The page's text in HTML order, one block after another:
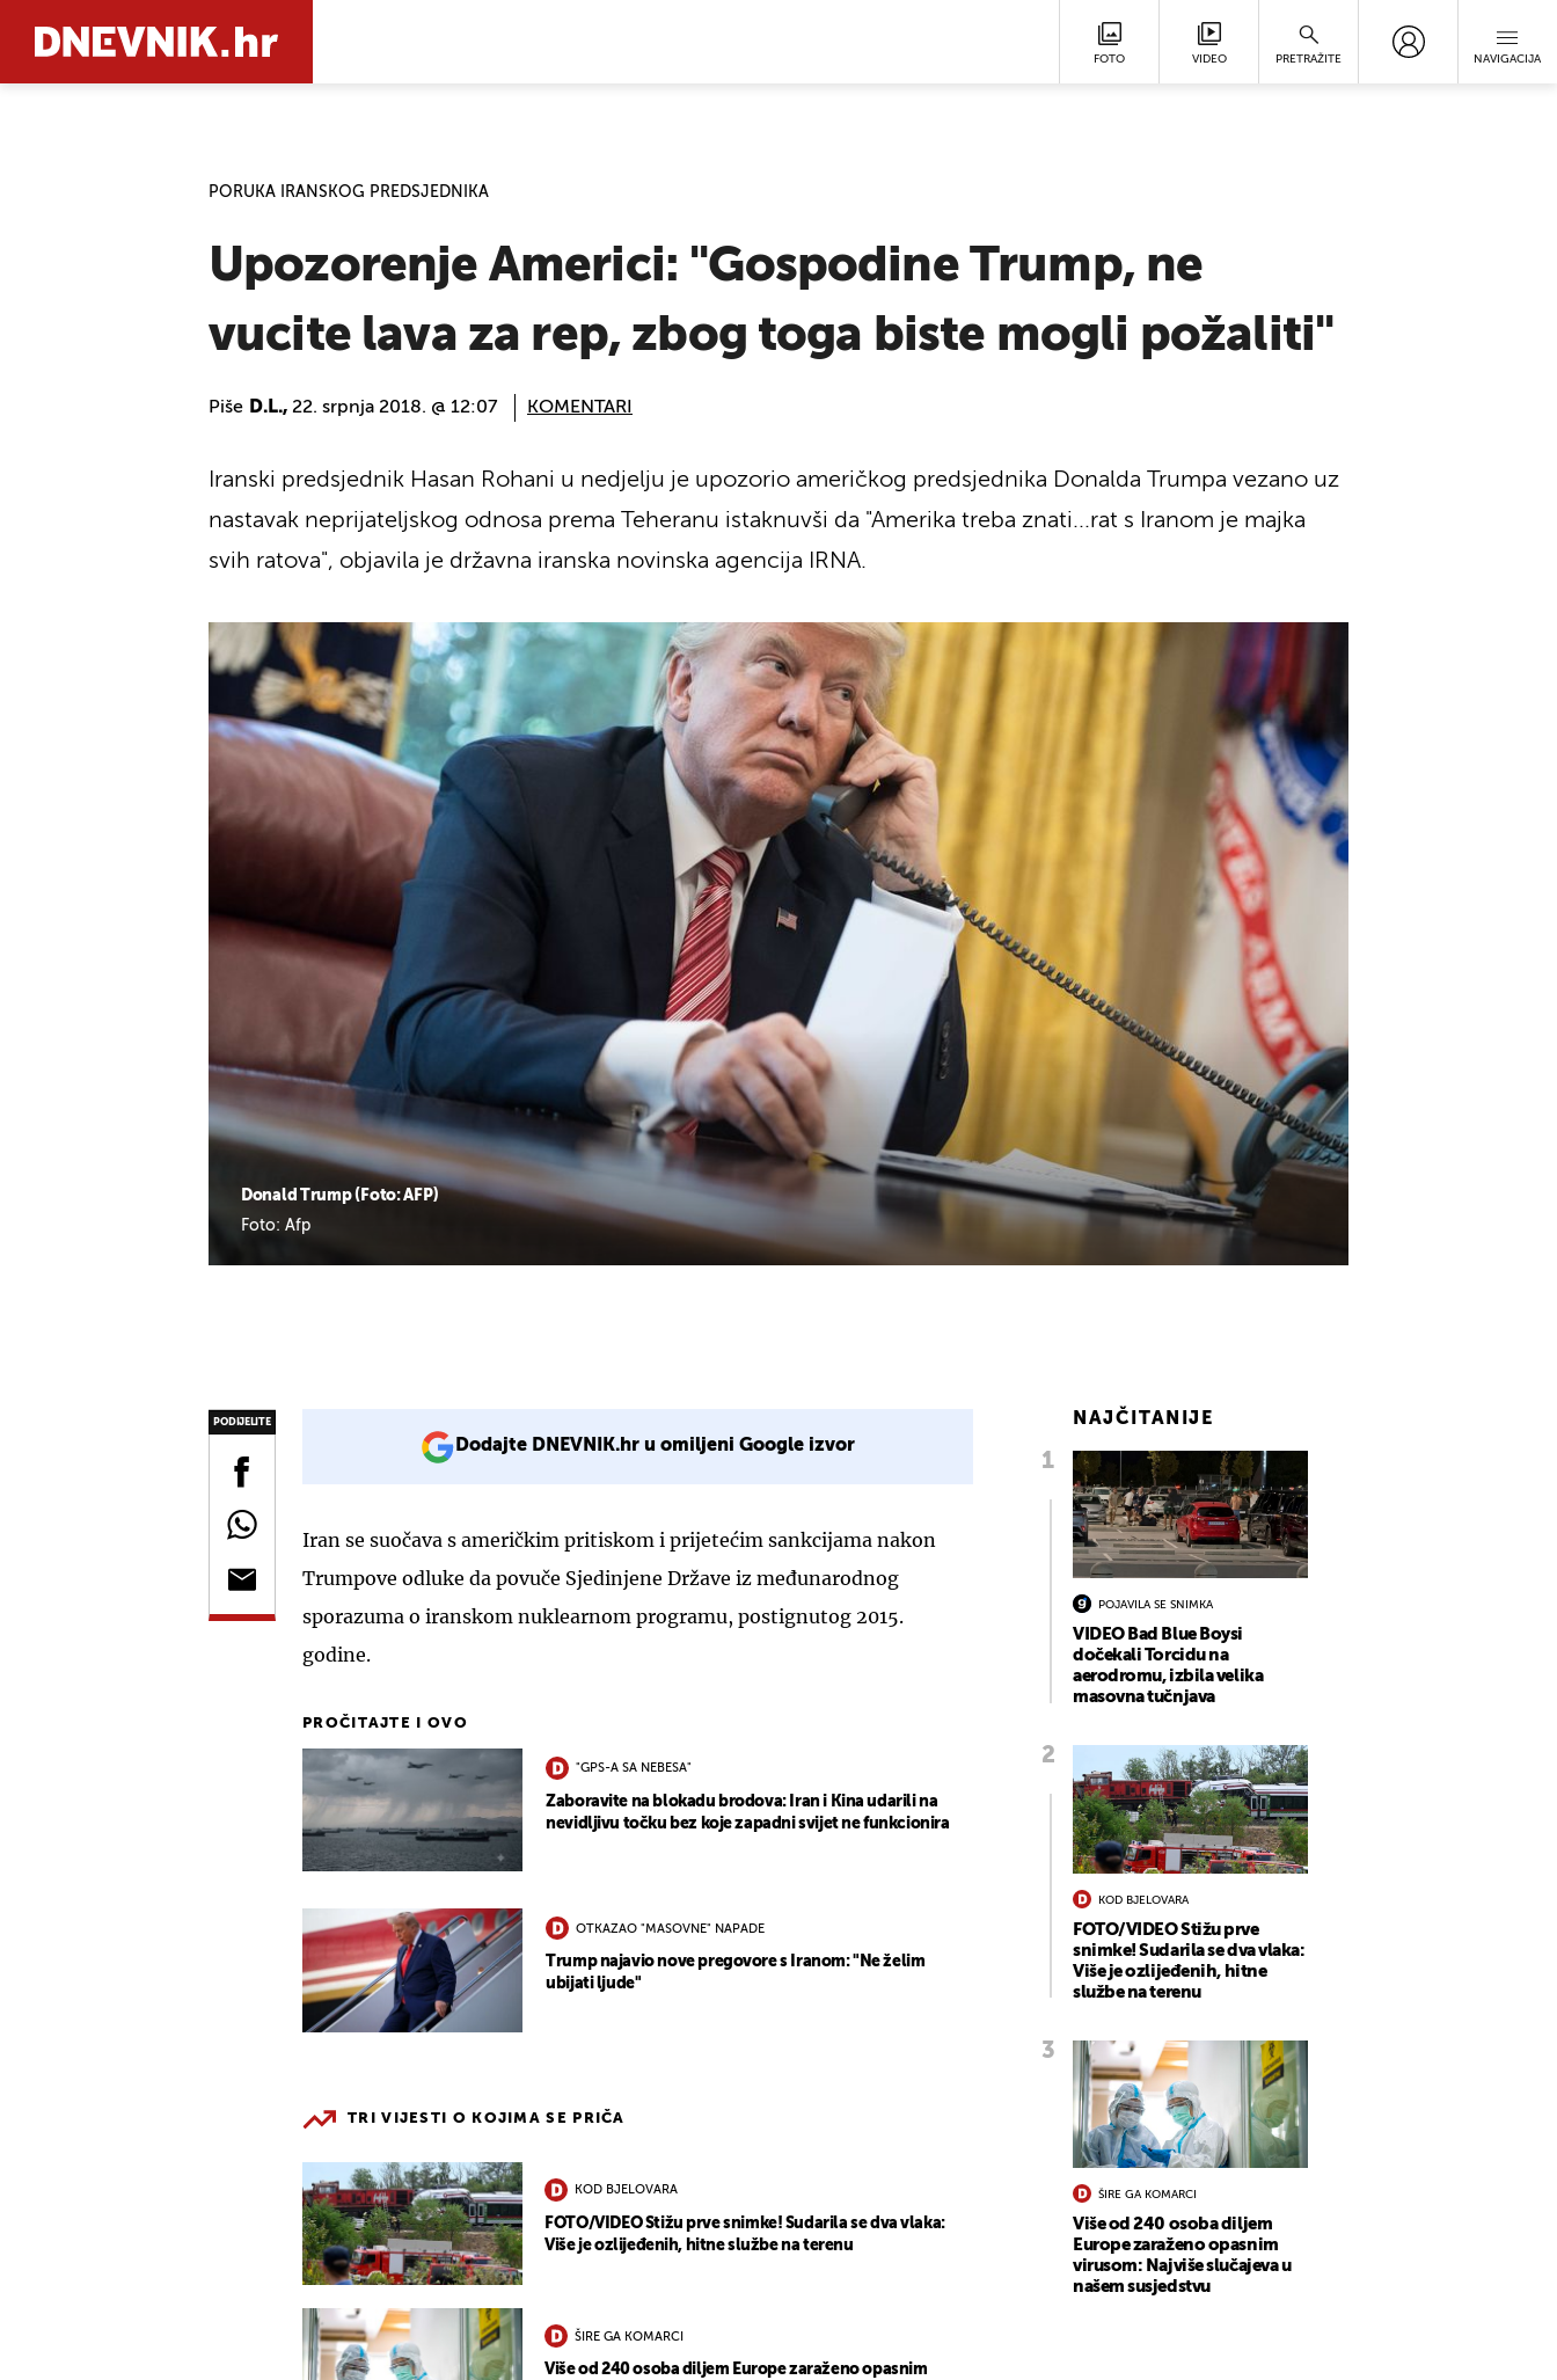
FOTO VIDEO PRETRAŽITE NAVIGACIJA
PORUKA IRANSKOG PREDSJEDNIKA
Upozorenje Americi: "Gospodine Trump, ne
vucite lava za rep, zbog toga biste mogli požaliti"
Piše D.L., 22. srpnja 2018. @ 12:07 KOMENTARI
Donald Trump (Foto: AFP)
Foto: Afp
Iranski predsjednik Hasan Rohani u nedjelju je upozorio američkog predsjednika Donalda Trumpa vezano uz
nastavak neprijateljskog odnosa prema Teheranu istaknuvši da "Amerika treba znati...rat s Iranom je majka
svih ratova", objavila je državna iranska novinska agencija IRNA.
PODIJELITE
Dodajte DNEVNIK.hr u omiljeni Google izvor
Iran se suočava s američkim pritiskom i prijetećim sankcijama nakon
Trumpove odluke da povuče Sjedinjene Države iz međunarodnog
sporazuma o iranskom nuklearnom programu, postignutog 2015.
godine.
PROČITAJTE I OVO
"GPS-A SA NEBESA"
Zaboravite na blokadu brodova: Iran i Kina udarili na
nevidljivu točku bez koje zapadni svijet ne funkcionira
OTKAZAO "MASOVNE" NAPADE
Trump najavio nove pregovore s Iranom: "Ne želim
ubijati ljude"
TRI VIJESTI O KOJIMA SE PRIČA
KOD BJELOVARA
FOTO/VIDEO Stižu prve snimke! Sudarila se dva vlaka:
Više je ozlijeđenih, hitne službe na terenu
ŠIRE GA KOMARCI
Više od 240 osoba diljem Europe zaraženo opasnim
NAJČITANIJE
POJAVILA SE SNIMKA
VIDEO Bad Blue Boysi
dočekali Torcidu na
aerodromu, izbila velika
masovna tučnjava
KOD BJELOVARA
FOTO/VIDEO Stižu prve
snimke! Sudarila se dva vlaka:
Više je ozlijeđenih, hitne
službe na terenu
ŠIRE GA KOMARCI
Više od 240 osoba diljem
Europe zaraženo opasnim
virusom: Najviše slučajeva u
našem susjedstvu